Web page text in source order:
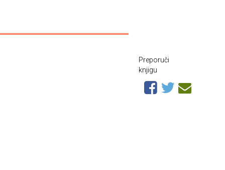
Preporuči
knjigu